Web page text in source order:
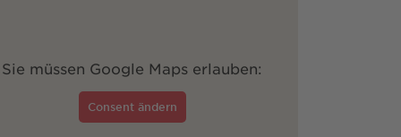
Sie müssen Google Maps erlauben:
Consent ändern